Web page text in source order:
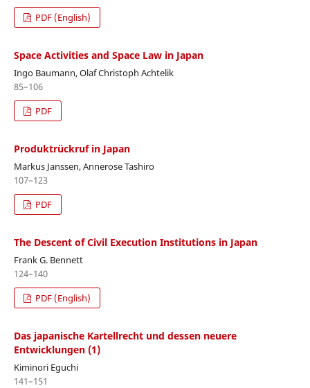
PDF (English)
Space Activities and Space Law in Japan
Ingo Baumann, Olaf Christoph Achtelik
85–106
PDF
Produktrückruf in Japan
Markus Janssen, Annerose Tashiro
107–123
PDF
The Descent of Civil Execution Institutions in Japan
Frank G. Bennett
124–140
PDF (English)
Das japanische Kartellrecht und dessen neuere
Entwicklungen (1)
Kiminori Eguchi
141–151